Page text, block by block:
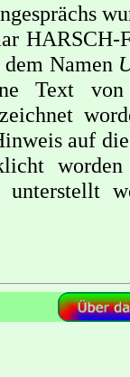
Namen
Text
auf
unterstellt